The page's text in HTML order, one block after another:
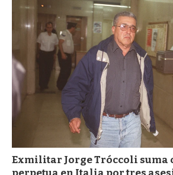
Exmilitar Jorge Tróccoli suma